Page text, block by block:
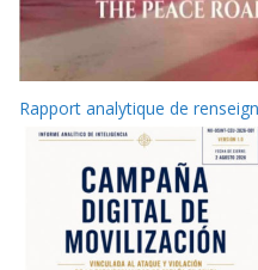
Rapport analytique de